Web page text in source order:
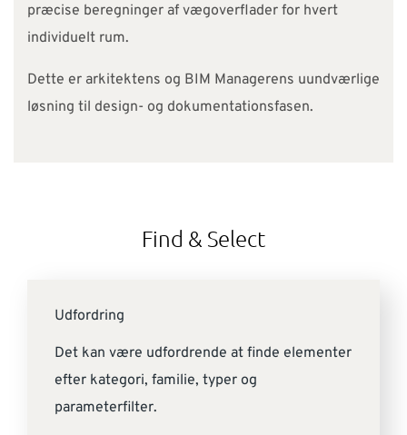
præcise beregninger af vægoverflader for hvert
individuelt rum.
Dette er arkitektens og BIM Managerens uundværlige
løsning til design- og dokumentationsfasen.
Find & Select
Udfordring
Det kan være udfordrende at finde elementer
efter kategori, familie, typer og
parameterfilter.